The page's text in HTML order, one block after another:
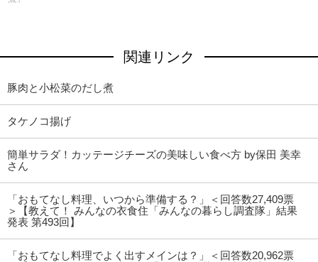
関連リンク
豚肉と小松菜のだし煮
タケノコ揚げ
簡単サラダ！カッテージチーズの美味しい食べ方 by保田 美幸
さん
「おもてなし料理、いつから準備する？」＜回答数27,409票
＞【教えて！ みんなの衣食住「みんなの暮らし調査隊」結果
発表 第493回】
「おもてなし料理でよく出すメインは？」＜回答数20,962票